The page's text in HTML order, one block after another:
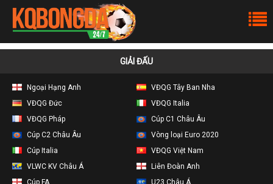
GIẢI ĐẤU
Ngoại Hạng Anh
VĐQG Tây Ban Nha
VĐQG Đức
VĐQG Italia
VĐQG Pháp
Cúp C1 Châu Âu
Cúp C2 Châu Âu
Vòng loại Euro 2020
Cúp Italia
VĐQG Việt Nam
VLWC KV Châu Á
Liên Đoàn Anh
Cúp FA
U23 Châu Á